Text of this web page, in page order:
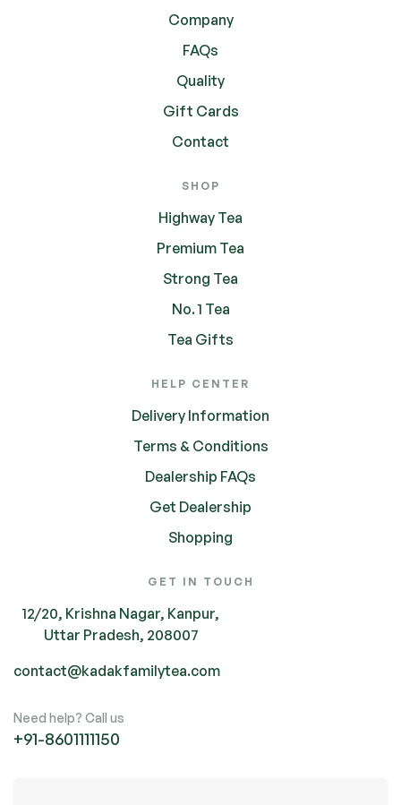
Company
FAQs
Quality
Gift Cards
Contact
SHOP
Highway Tea
Premium Tea
Strong Tea
No. 1 Tea
Tea Gifts
HELP CENTER
Delivery Information
Terms & Conditions
Dealership FAQs
Get Dealership
Shopping
GET IN TOUCH
12/20, Krishna Nagar, Kanpur,
Uttar Pradesh, 208007
contact@kadakfamilytea.com
Need help? Call us
+91-8601111150